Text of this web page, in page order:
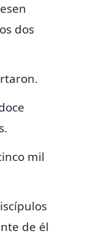
dos
mil
de él